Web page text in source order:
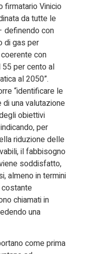
firmatario Vinicio
da tutte le
definendo con
di gas per
con
55 per cento al
al 2050”.
“identificare le
una valutazione
obiettivi
per
riduzione delle
il fabbisogno
soddisfatto,
almeno in termini
chiamati in
una
come prima